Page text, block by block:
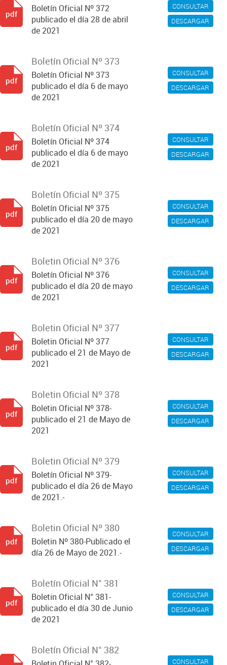
CONSULTAR
DESCARGAR
Boletín Oficial Nº 372
publicado el día 28 de abril
de 2021
pdf
CONSULTAR
DESCARGAR
Boletín Oficial Nº 373
Boletín Oficial Nº 373
publicado el día 6 de mayo
de 2021
pdf
CONSULTAR
DESCARGAR
Boletín Oficial Nº 374
Boletín Oficial Nº 374
publicado el día 6 de mayo
de 2021
pdf
CONSULTAR
DESCARGAR
Boletín Oficial Nº 375
Boletín Oficial Nº 375
publicado el día 20 de mayo
de 2021
pdf
CONSULTAR
DESCARGAR
Boletin Oficial Nº 376
Boletín Oficial Nº 376
publicado el día 20 de mayo
de 2021
pdf
CONSULTAR
DESCARGAR
Boletin Oficial Nº 377
Boletin Oficial Nº 377
publicado el 21 de Mayo de
2021
pdf
CONSULTAR
DESCARGAR
Boletin Oficial Nº 378
Boletin Oficial Nº 378-
publicado el 21 de Mayo de
2021
pdf
CONSULTAR
DESCARGAR
Boletin Oficial Nº 379
Boletín Oficial Nº 379-
publicado el día 26 de Mayo
de 2021.-
pdf
CONSULTAR
DESCARGAR
Boletin Oficial Nº 380
Boletin Nº 380-Publicado el
día 26 de Mayo de 2021.-
pdf
CONSULTAR
DESCARGAR
Boletín Oficial N° 381
Boletin Oficial N° 381-
publicado el día 30 de Junio
de 2021
pdf
CONSULTAR
Boletín Oficial N° 382